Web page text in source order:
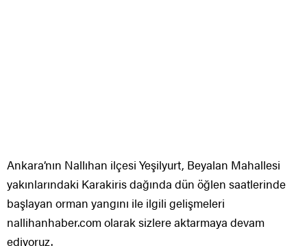
Ankara’nın Nallıhan ilçesi Yeşilyurt, Beyalan Mahallesi
yakınlarındaki Karakiris dağında dün öğlen saatlerinde
başlayan orman yangını ile ilgili gelişmeleri
nallihanhaber.com olarak sizlere aktarmaya devam
ediyoruz.